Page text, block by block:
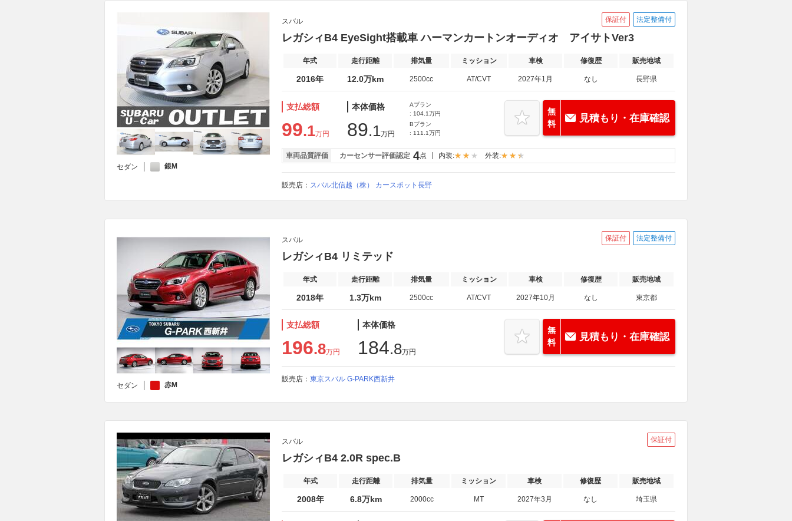
セダン 銀M
スバル 保証付 法定整備付
レガシィB4 EyeSight搭載車 ハーマンカートンオーディオ アイサトVer3
年式 走行距離 排気量 ミッション 車検 修復歴 販売地域
2016年 12.0万km 2500cc AT/CVT 2027年1月 なし 長野県
支払総額
99.1万円
本体価格
89.1万円
Aプラン
: 104.1万円
Bプラン
: 111.1万円
無
料
見積もり・在庫確認
車両品質評価 カーセンサー評価認定 4点 内装: 外装:
販売店： スバル北信越（株） カースポット長野
セダン 赤M
スバル 保証付 法定整備付
レガシィB4 リミテッド
年式 走行距離 排気量 ミッション 車検 修復歴 販売地域
2018年 1.3万km 2500cc AT/CVT 2027年10月 なし 東京都
支払総額
196.8万円
本体価格
184.8万円
無
料
見積もり・在庫確認
販売店： 東京スバル G-PARK西新井
スバル 保証付
レガシィB4 2.0R spec.B
年式 走行距離 排気量 ミッション 車検 修復歴 販売地域
2008年 6.8万km 2000cc MT 2027年3月 なし 埼玉県